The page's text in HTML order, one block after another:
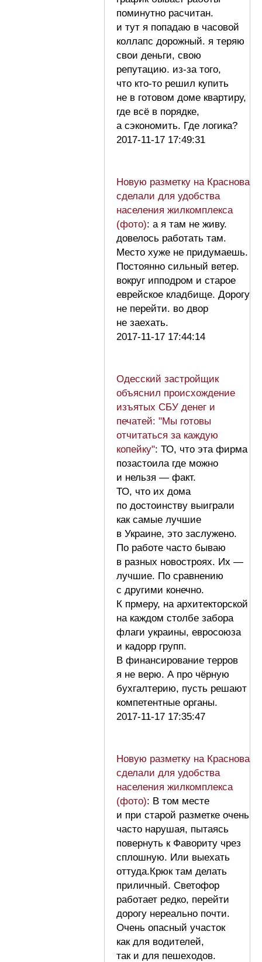
поминутно расчитан.
и тут я попадаю в часовой
коллапс дорожный. я теряю
свои деньги, свою
репутацию. из-за того,
что кто-то решил купить
не в готовом доме квартиру,
где всё в порядке,
а сэкономить. Где логика?
2017-11-17 17:49:31
Новую разметку на Краснова
сделали для удобства
населения жилкомплекса
(фото): а я там не живу.
довелось работать там.
Место хуже не придумаешь.
Постоянно сильный ветер.
вокруг ипподром и старое
еврейское кладбище. Дорогу
не перейти. во двор
не заехать.
2017-11-17 17:44:14
Одесский застройщик
объяснил происхождение
изъятых СБУ денег и
печатей: "Мы готовы
отчитаться за каждую
копейку": ТО, что эта фирма
позастоила где можно
и нельзя — факт.
ТО, что их дома
по достоинству выиграли
как самые лучшие
в Украине, это заслужено.
По работе часто бываю
в разных новостроях. Их —
лучшие. По сравнению
с другими конечно.
К прмеру, на архитекторской
на каждом столбе забора
флаги украины, евросоюза
и кадорр групп.
В финансирование терров
я не верю. А про чёрную
бухгалтерию, пусть решают
компетентные органы.
2017-11-17 17:35:47
Новую разметку на Краснова
сделали для удобства
населения жилкомплекса
(фото): В том месте
и при старой разметке очень
часто нарушая, пытаясь
повернуть к Фавориту чрез
сплошную. Или выехать
оттуда.Крюк там делать
приличный. Светофор
работает редко, перейти
дорогу нереально почти.
Очень опасный участок
как для водителей,
так и для пешеходов.